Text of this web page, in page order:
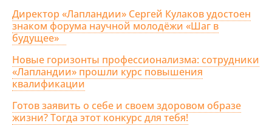
Директор «Лапландии» Сергей Кулаков удостоен
знаком форума научной молодёжи «Шаг в
будущее»
Новые горизонты профессионализма: сотрудники
«Лапландии» прошли курс повышения
квалификации
Готов заявить о себе и своем здоровом образе
жизни? Тогда этот конкурс для тебя!